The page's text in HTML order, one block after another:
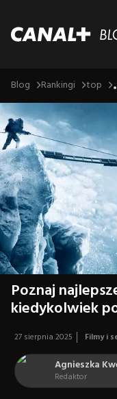
Blog Rankingi top
Poznaj
kiedykolwiek
27 sierpnia 2025 Filmy i
Agnieszka
Redaktor